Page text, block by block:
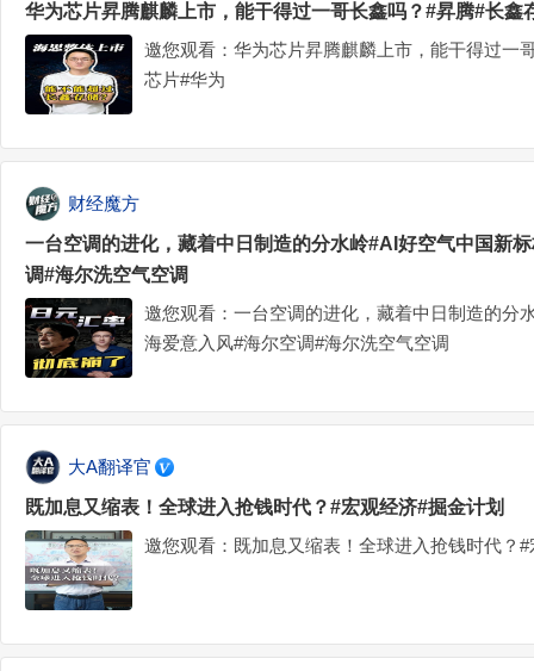
华为芯片昇腾麒麟上市，能干得过一哥长鑫吗？#昇腾#长鑫
邀您观看：华为芯片昇腾麒麟上市，能干得过一
芯片#华为
财经魔方
一台空调的进化，藏着中日制造的分水岭#AI好空气中国新
调#海尔洗空气空调
邀您观看：一台空调的进化，藏着中日制造的分
海爱意入风#海尔空调#海尔洗空气空调
大A翻译官
既加息又缩表！全球进入抢钱时代？#宏观经济#掘金计划
邀您观看：既加息又缩表！全球进入抢钱时代？